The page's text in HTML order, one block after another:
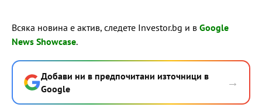
Всяка новина е актив, следете Investor.bg и в Google
News Showcase.
Добави ни в предпочитани източници в
Google
→